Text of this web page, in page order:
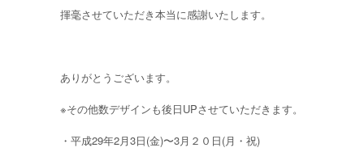
揮毫させていただき本当に感謝いたします。
ありがとうございます。
※その他数デザインも後日UPさせていただきます。
・平成29年2月3日(金)〜3月２０日(月・祝)